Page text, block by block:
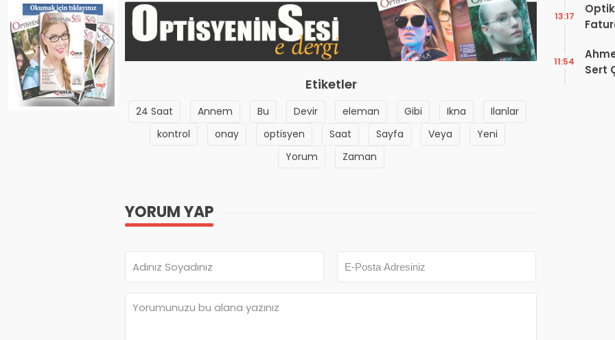
Etiketler
24 Saat Annem Bu Devir eleman Gibi Ikna
Ilanlar
kontrol
onay optisyen Saat Sayfa Veya
Yeni
Yorum
Zaman
YORUM YAP
13:17
Sert
11:54